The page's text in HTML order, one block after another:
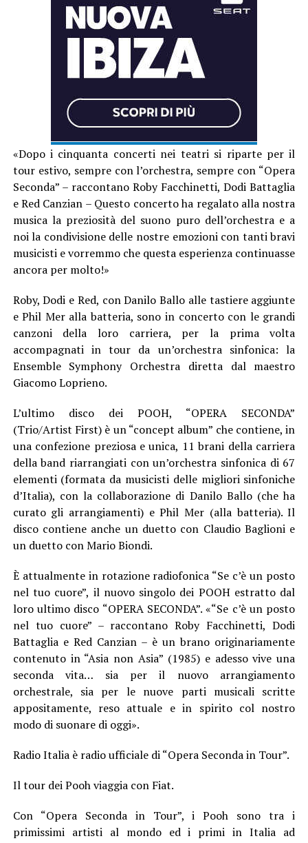
«Dopo i cinquanta concerti nei teatri si riparte per il
tour estivo, sempre con l’orchestra, sempre con “Opera
Seconda” – raccontano Roby Facchinetti, Dodi Battaglia
e Red Canzian – Questo concerto ha regalato alla nostra
musica la preziosità del suono puro dell’orchestra e a
noi la condivisione delle nostre emozioni con tanti bravi
musicisti e vorremmo che questa esperienza continuasse
ancora per molto!»
Roby, Dodi e Red, con Danilo Ballo alle tastiere aggiunte
e Phil Mer alla batteria, sono in concerto con le grandi
canzoni della loro carriera, per la prima volta
accompagnati in tour da un’orchestra sinfonica: la
Ensemble Symphony Orchestra diretta dal maestro
Giacomo Loprieno.
L’ultimo disco dei POOH, “OPERA SECONDA”
(Trio/Artist First) è un “concept album” che contiene, in
una confezione preziosa e unica, 11 brani della carriera
della band riarrangiati con un’orchestra sinfonica di 67
elementi (formata da musicisti delle migliori sinfoniche
d’Italia), con la collaborazione di Danilo Ballo (che ha
curato gli arrangiamenti) e Phil Mer (alla batteria). Il
disco contiene anche un duetto con Claudio Baglioni e
un duetto con Mario Biondi.
È attualmente in rotazione radiofonica “Se c’è un posto
nel tuo cuore”, il nuovo singolo dei POOH estratto dal
loro ultimo disco “OPERA SECONDA”. «“Se c’è un posto
nel tuo cuore” – raccontano Roby Facchinetti, Dodi
Battaglia e Red Canzian – è un brano originariamente
contenuto in “Asia non Asia” (1985) e adesso vive una
seconda vita… sia per il nuovo arrangiamento
orchestrale, sia per le nuove parti musicali scritte
appositamente, reso attuale e in spirito col nostro
modo di suonare di oggi».
Radio Italia è radio ufficiale di “Opera Seconda in Tour”.
Il tour dei Pooh viaggia con Fiat.
Con “Opera Seconda in Tour”, i Pooh sono tra i
primissimi artisti al mondo ed i primi in Italia ad